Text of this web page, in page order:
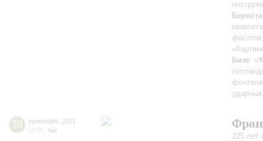
Бизе:
30 сентября 2021
19:00 Чт
225 лет